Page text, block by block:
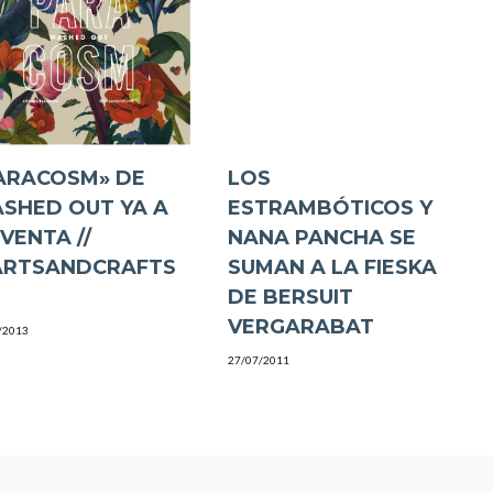
DE
OUT YA A
//
LOS
ESTRAMBÓTICOS Y
NANA PANCHA SE
SUMAN A LA FIESKA
DE BERSUIT
VERGARABAT
27/07/2011